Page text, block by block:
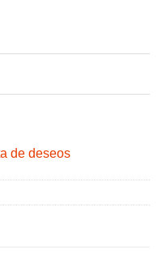
de deseos